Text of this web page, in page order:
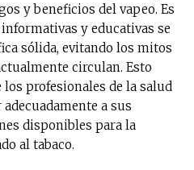
y beneficios del vapeo. Es
y educativas se
sólida, evitando los mitos
circulan. Esto
profesionales de la salud
a sus
disponibles para la
al tabaco.